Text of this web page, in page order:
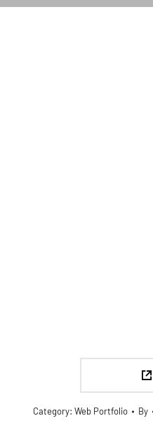
contenido
Category: Web Portfolio By